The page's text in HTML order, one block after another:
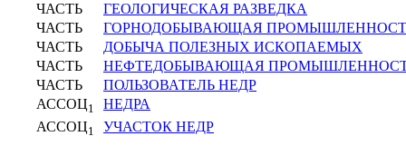
ЧАСТЬ
ГЕОЛОГИЧЕСКАЯ РАЗВЕДКА
ЧАСТЬ
ГОРНОДОБЫВАЮЩАЯ
ЧАСТЬ
ДОБЫЧА ПОЛЕЗНЫХ ИСКОПАЕМЫХ
ЧАСТЬ
НЕФТЕДОБЫВАЮЩАЯ
ЧАСТЬ
ПОЛЬЗОВАТЕЛЬ НЕДР
АССОЦ1
НЕДРА
АССОЦ1 УЧАСТОК НЕДР